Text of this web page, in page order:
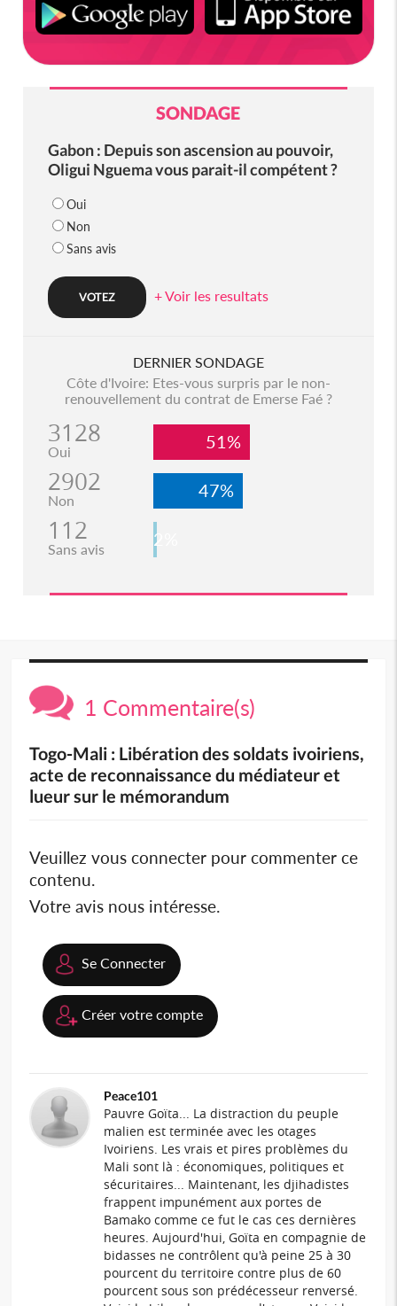
SONDAGE
Gabon : Depuis son ascension au pouvoir,
Oligui Nguema vous parait-il compétent ?
Oui
Non
Sans avis
+ Voir les resultats
DERNIER SONDAGE
Côte d'Ivoire: Etes-vous surpris par le non-
renouvellement du contrat de Emerse Faé ?
3128
Oui 51%
2902
Non 47%
112
Sans avis 2%
1 Commentaire(s)
Togo-Mali : Libération des soldats ivoiriens,
acte de reconnaissance du médiateur et
lueur sur le mémorandum
Veuillez vous connecter pour commenter ce
contenu.
Votre avis nous intéresse.
Se Connecter
Créer votre compte
Peace101
Pauvre Goïta... La distraction du peuple
malien est terminée avec les otages
Ivoiriens. Les vrais et pires problèmes du
Mali sont là : économiques, politiques et
sécuritaires... Maintenant, les djihadistes
frappent impunément aux portes de
Bamako comme ce fut le cas ces dernières
heures. Aujourd'hui, Goïta en compagnie de
bidasses ne contrôlent qu'à peine 25 à 30
pourcent du territoire contre plus de 60
pourcent sous son prédécesseur renversé.